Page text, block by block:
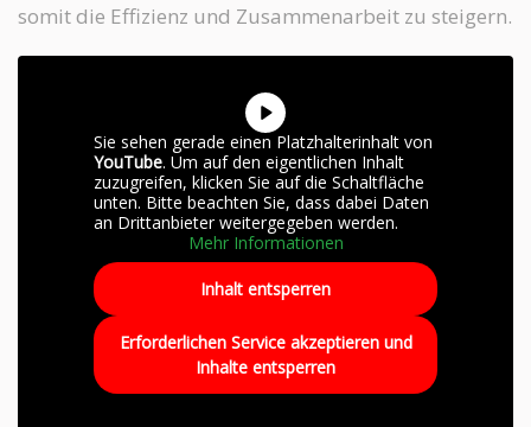
somit die Effizienz und Zusammenarbeit zu steigern.
Sie sehen gerade einen Platzhalterinhalt von
YouTube. Um auf den eigentlichen Inhalt
zuzugreifen, klicken Sie auf die Schaltfläche
unten. Bitte beachten Sie, dass dabei Daten
an Drittanbieter weitergegeben werden.
Mehr Informationen
Inhalt entsperren
Erforderlichen Service akzeptieren und
Inhalte entsperren